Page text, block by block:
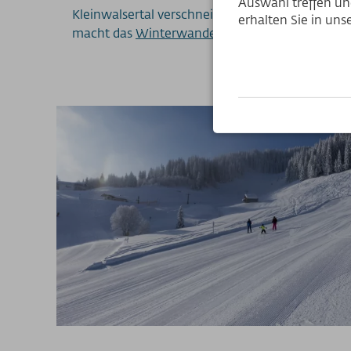
Kleinwalsertal verschneite Berglandschaften
macht dasWinterwandern im Allgäu
erhalten Sie in